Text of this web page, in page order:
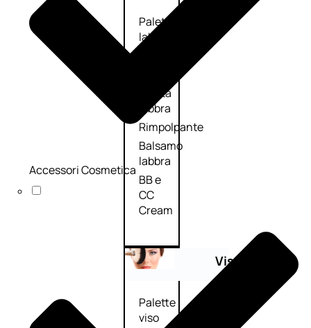
Palette
labbra
Matita
labbra
Rimpolpante
Balsamo
labbra
BB e
CC
Cream
Viso
Palette
viso
Accessori Cosmetica